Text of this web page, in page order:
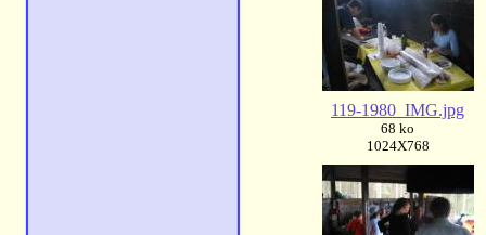
119-1980_IMG.jpg
68 ko
1024X768